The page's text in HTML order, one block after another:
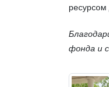
ресурсом
фонда и